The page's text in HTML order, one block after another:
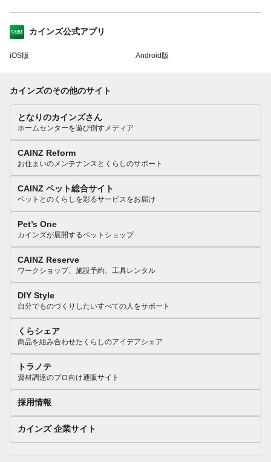
カインズ公式アプリ
iOS版 Android版
カインズのその他のサイト
となりのカインズさん
ホームセンターを遊び倒すメディア
CAINZ Reform
お住まいのメンテナンスとくらしのサポート
CAINZ ペット総合サイト
ペットとのくらしを彩るサービスをお届け
Pet’s One
カインズが展開するペットショップ
CAINZ Reserve
ワークショップ、施設予約、工具レンタル
DIY Style
自分でものづくりしたいすべての人をサポート
くらシェア
商品を組み合わせたくらしのアイデアシェア
トラノテ
資材調達のプロ向け通販サイト
採用情報
カインズ 企業サイト